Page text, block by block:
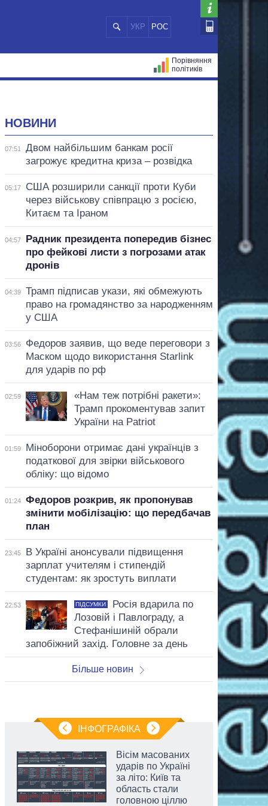
УКР РОС
Порівняння
політиків
НОВИНИ
07:51
Двом найбільшим банкам росії
загрожує кредитна криза – розвідка
05:17
США розширили санкції проти Куби
через військову співпрацю з росією,
Китаєм та Іраном
04:57
Радник президента попередив бізнес
про фейкові листи з погрозами атак
дронів
04:39
Трамп підписав укази, які обмежують
право на громадянство за народженням
у США
03:56
Федоров заявив, що веде переговори з
Маском щодо використання Starlink
для ударів по рф
02:59
«Нам теж потрібні ракети»:
Трамп прокоментував запит
України на Patriot
01:59
Міноборони отримає дані українців з
податкової для звірки військового
обліку: що відомо
01:24
Федоров розкрив, як пропонував
змінити мобілізацію: що передбачав
план
23:45
В Україні анонсували підвищення
зарплат учителям і стипендій
студентам: як зростуть виплати
22:53 ПІДСУМКИ
Росія вдарила по
Лозовій і Павлограду, а
Стефанішиній обрали
запобіжний захід. Головне за день
Більше новин
ІНФОГРАФІКА
Вісім масованих
ударів по Україні
за літо: Київ та
область стали
головною ціллю